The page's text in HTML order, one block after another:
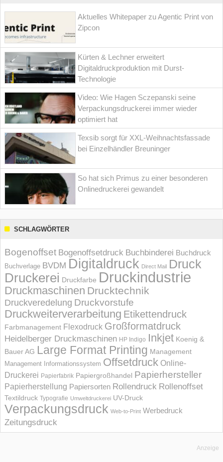
Aktuelles Whitepaper zu Agentic Print von
Zipcon
Kürten & Lechner erweitert
Digitaldruckproduktion mit Durst-
Technologie
Video: Wie Hagen Sczepanski seine
Verpackungsdruckerei immer wieder
optimiert hat
Texsib sorgt für XXL-Weihnachtsfassade
bei Einzelhändler Breuninger
So hat sich Primus zu einer besonderen
Onlinedruckerei gewandelt
SCHLAGWÖRTER
Bogenoffset Bogenoffsetdruck Buchbinderei Buchdruck
Buchverlage BVDM Digitaldruck Direct Mail Druck
Druckerei Druckfarbe Druckindustrie
Druckmaschinen Drucktechnik
Druckveredelung Druckvorstufe
Druckweiterverarbeitung Etikettendruck
Farbmanagement Flexodruck Großformatdruck
Heidelberger Druckmaschinen HP Indigo Inkjet Koenig &
Bauer AG Large Format Printing Management
Management Informations­system Offsetdruck Online-
Druckerei Papierfabrik Papiergroßhandel Papierhersteller
Papierherstellung Papiersorten Rollendruck Rollenoffset
Textildruck Typografie Umweltdruckerei UV-Druck
Verpackungsdruck Web-to-Print Werbedruck
Zeitungsdruck
Anzeige